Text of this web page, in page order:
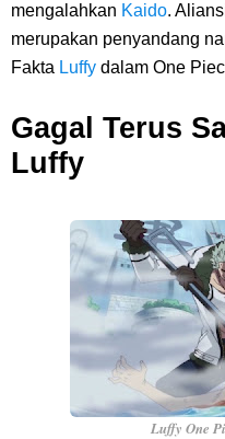
Arti Bendera Palau, Negara
Cara Membuat Linktree
7 Fakta Gaban One Piece,
Profil Slamet Rahardjo, Aktor
mengalahkan Kaido.
merupakan penyandang
Fakta Luffy dalam One
Gagal Terus
Luffy
Luffy One